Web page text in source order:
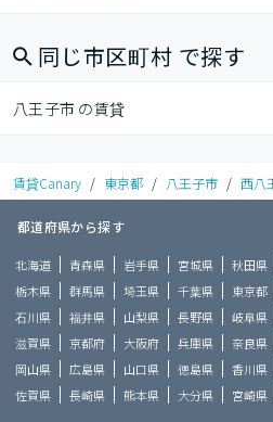
同じ市区町村 で探す
八王子市 の賃貸
賃貸Canary / 東京都 / 八王子市 / 西八
都道府県から探す
北海道 青森県 岩手県 宮城県 秋田県
栃木県
群馬県 埼玉県 千葉県 東京都
石川県
福井県 山梨県 長野県 岐阜県
滋賀県
京都府 大阪府 兵庫県 奈良県
岡山県
広島県 山口県 徳島県 香川県
佐賀県
長崎県 熊本県 大分県 宮崎県